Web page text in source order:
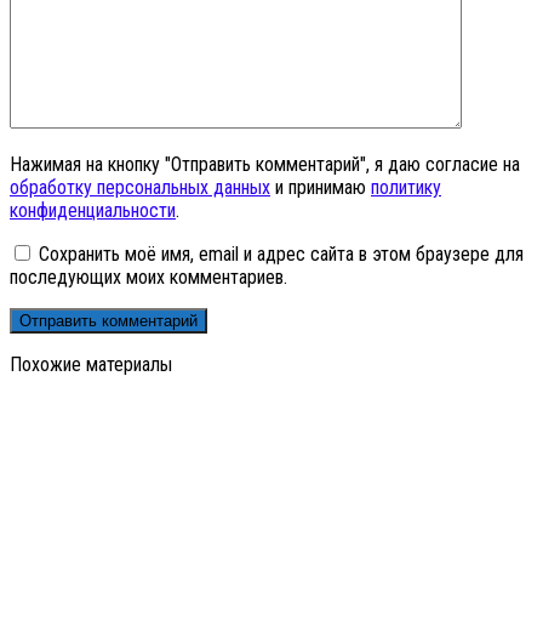
Нажимая на кнопку "Отправить комментарий", я даю согласие на
обработку персональных данных и принимаю политику
конфиденциальности.
Сохранить моё имя, email и адрес сайта в этом браузере для
последующих моих комментариев.
Похожие материалы